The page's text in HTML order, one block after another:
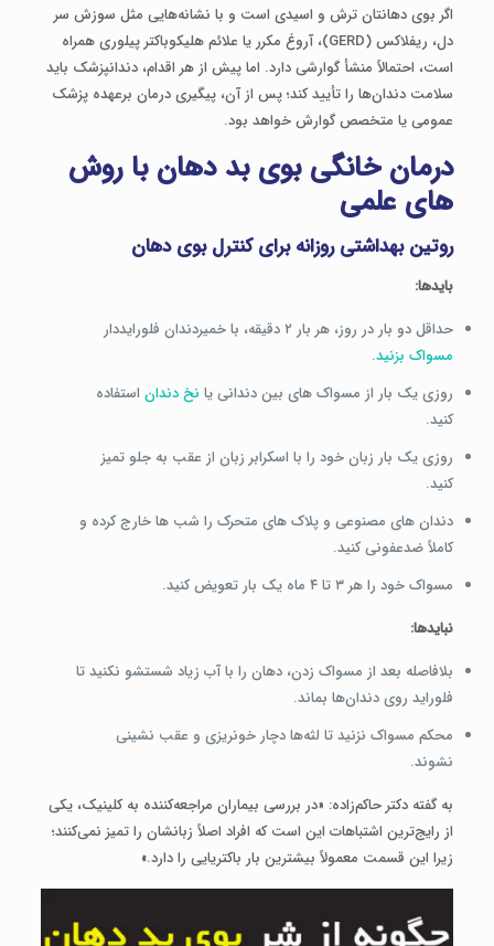
اگر بوی دهانتان ترش و اسیدی است و با نشانه‌هایی مثل سوزش سر
دل، ریفلاکس (GERD)، آروغ مکرر یا علائم هلیکوباکتر پیلوری همراه
است، احتمالاً منشأ گوارشی دارد. اما پیش از هر اقدام، دندانپزشک باید
سلامت دندان‌ها را تأیید کند؛ پس از آن، پیگیری درمان برعهده پزشک
عمومی یا متخصص گوارش خواهد بود.
درمان خانگی بوی بد دهان با روش
های علمی
روتین بهداشتی روزانه برای کنترل بوی دهان
بایدها:
حداقل دو بار در روز، هر بار ۲ دقیقه، با خمیردندان فلورایددار
مسواک بزنید.
روزی یک بار از مسواک های بین دندانی یا نخ دنداناستفاده
کنید.
روزی یک بار زبان خود را با اسکرابر زبان از عقب به جلو تمیز
کنید.
دندان های مصنوعی و پلاک های متحرک را شب ها خارج کرده و
کاملاً ضدعفونی کنید.
مسواک خود را هر ۳ تا ۴ ماه یک بار تعویض کنید.
نبایدها:
بلافاصله بعد از مسواک زدن، دهان را با آب زیاد شستشو نکنید تا
فلوراید روی دندان‌ها بماند.
محکم مسواک نزنید تا لثه‌ها دچار خونریزی و عقب نشینی
نشوند.
به گفته دکتر حاکم‌زاده: «در بررسی بیماران مراجعه‌کننده به کلینیک، یکی
از رایج‌ترین اشتباهات این است که افراد اصلاً زبانشان را تمیز نمی‌کنند؛
زیرا این قسمت معمولاً بیشترین بار باکتریایی را دارد.»